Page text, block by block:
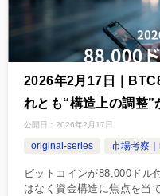
2026年2月17日｜
れとも“構造上の調整”
公開日： 2026年2月17日
original-series 市場考察
ビットコインが88,000ドル
はなく資金構造に焦点を当